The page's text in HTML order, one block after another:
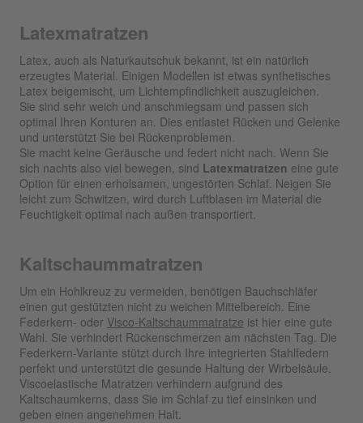
Latexmatratzen
Latex, auch als Naturkautschuk bekannt, ist ein natürlich
erzeugtes Material. Einigen Modellen ist etwas synthetisches
Latex beigemischt, um Lichtempfindlichkeit auszugleichen.
Sie sind sehr weich und anschmiegsam und passen sich
optimal Ihren Konturen an. Dies entlastet Rücken und Gelenke
und unterstützt Sie bei Rückenproblemen.
Sie macht keine Geräusche und federt nicht nach. Wenn Sie
sich nachts also viel bewegen, sind Latexmatratzen eine gute
Option für einen erholsamen, ungestörten Schlaf. Neigen Sie
leicht zum Schwitzen, wird durch Luftblasen im Material die
Feuchtigkeit optimal nach außen transportiert.
Kaltschaummatratzen
Um ein Hohlkreuz zu vermeiden, benötigen Bauchschläfer
einen gut gestützten nicht zu weichen Mittelbereich. Eine
Federkern- oder Visco-Kaltschaummatratze ist hier eine gute
Wahl. Sie verhindert Rückenschmerzen am nächsten Tag. Die
Federkern-Variante stützt durch Ihre integrierten Stahlfedern
perfekt und unterstützt die gesunde Haltung der Wirbelsäule.
Viscoelastische Matratzen verhindern aufgrund des
Kaltschaumkerns, dass Sie im Schlaf zu tief einsinken und
geben einen angenehmen Halt.